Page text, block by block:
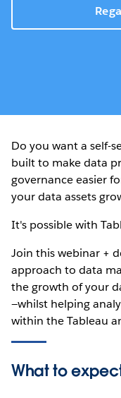
Do you want a self-
built to make data
governance easier
your data assets
It's possible with
Join this webinar +
approach to data
the growth of your
—whilst helping
within the Tableau
What to